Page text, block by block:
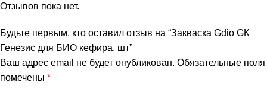
Отзывов пока нет.
Будьте первым, кто оставил отзыв на “Закваска Gdio GК
Генезис для БИО кефира, шт”
Ваш адрес email не будет опубликован. Обязательные поля
помечены *